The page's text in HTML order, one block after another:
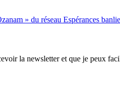
» du réseau Espérances
la newsletter et que je peux